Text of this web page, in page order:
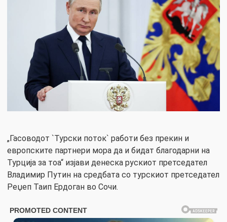
„Гасоводот `Турски поток` работи без прекин и
европските партнери мора да и бидат благодарни на
Турција за тоа“ изјави денеска рускиот претседател
Владимир Путин на средбата со турскиот претседател
Реџеп Таип Ердоган во Сочи.